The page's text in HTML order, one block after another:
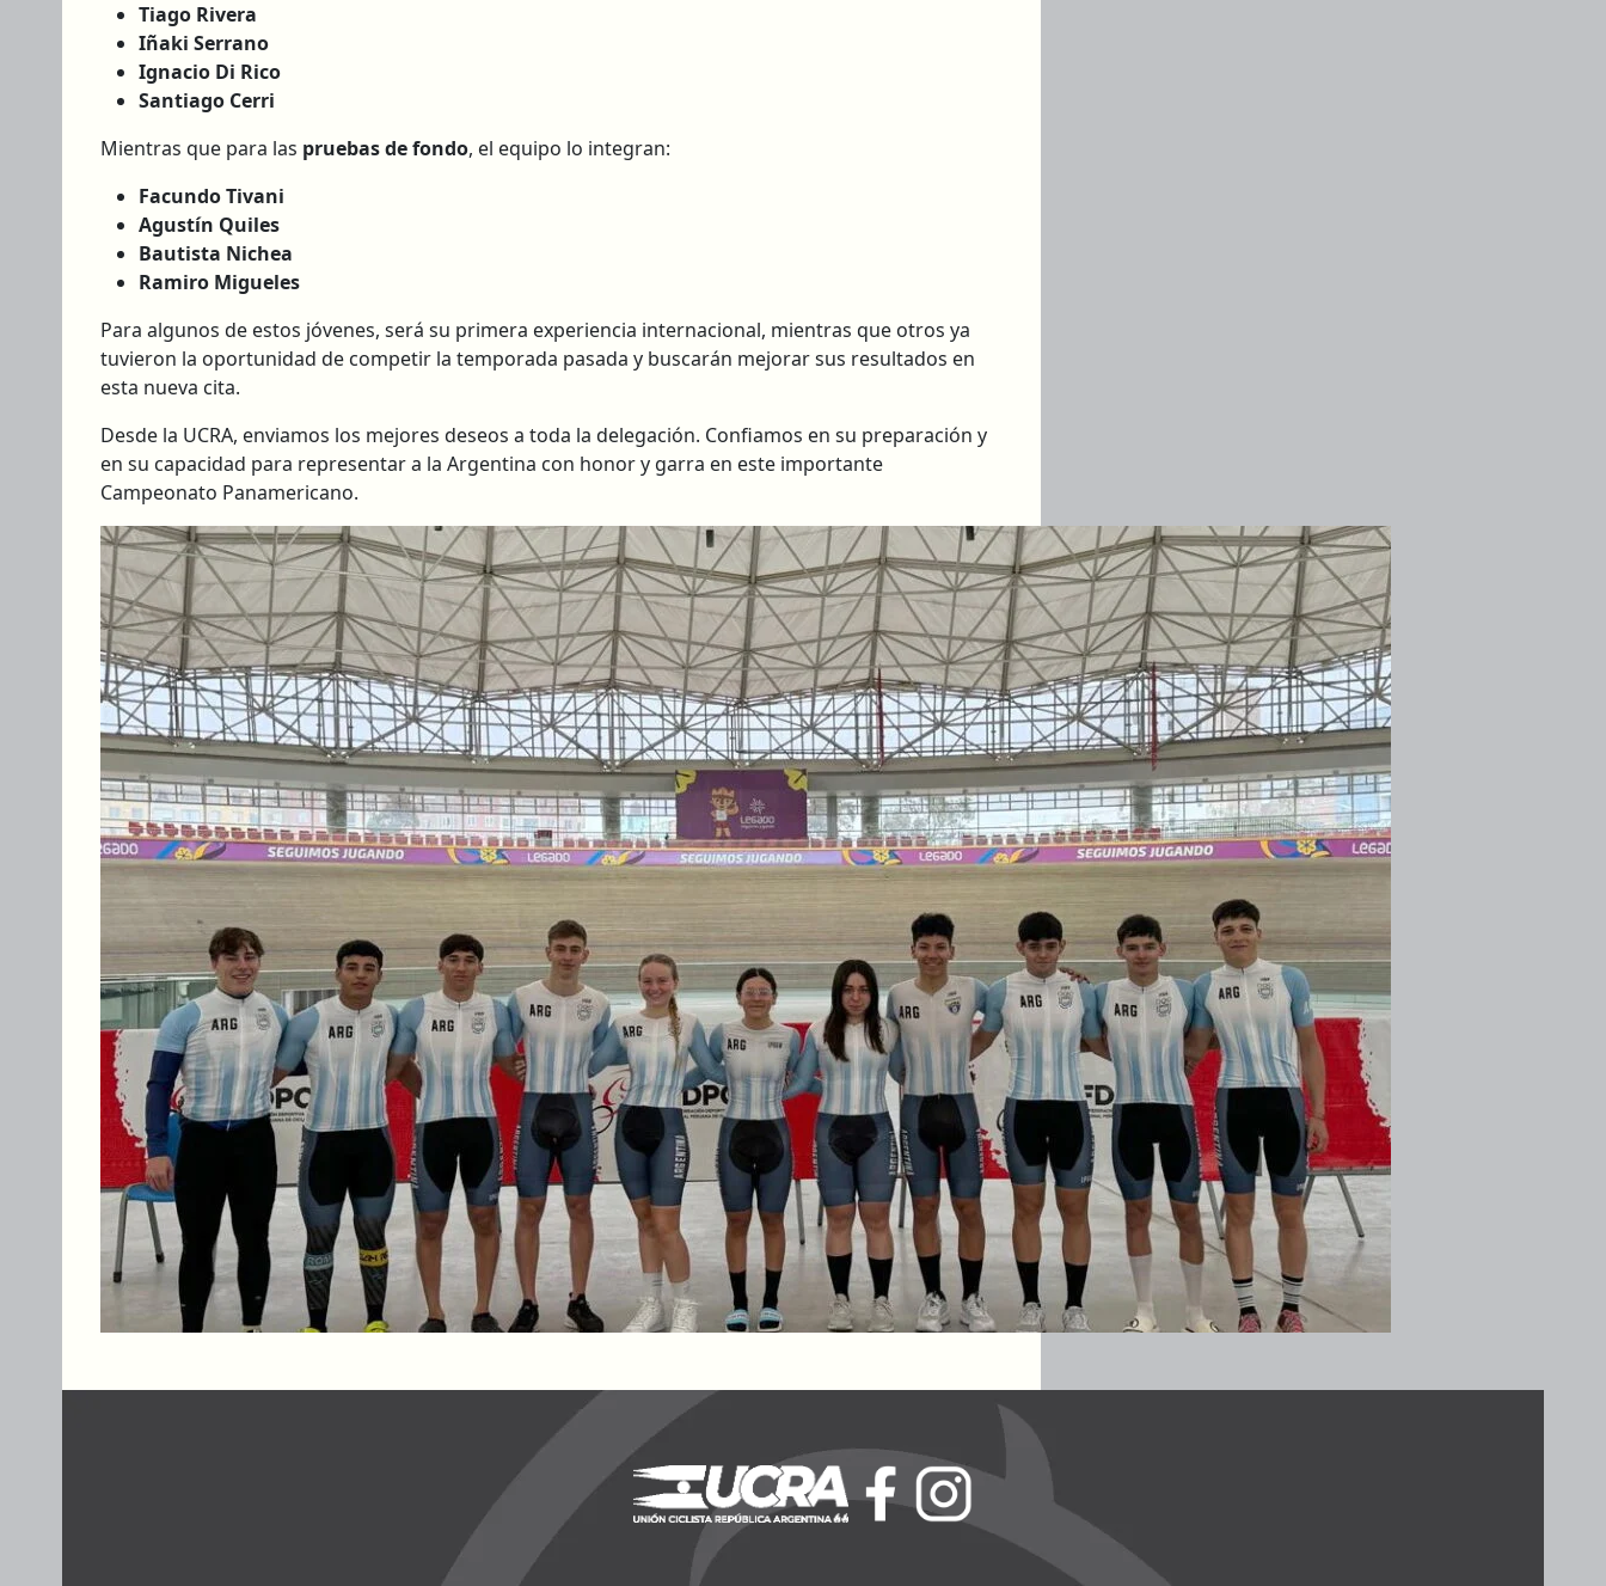
Tiago Rivera
Iñaki Serrano
Ignacio Di Rico
Santiago Cerri
Mientras que para las pruebas de fondo, el equipo lo integran:
Facundo Tivani
Agustín Quiles
Bautista Nichea
Ramiro Migueles
Para algunos de estos jóvenes, será su primera experiencia internacional, mientras que otros ya
tuvieron la oportunidad de competir la temporada pasada y buscarán mejorar sus resultados en
esta nueva cita.
Desde la UCRA, enviamos los mejores deseos a toda la delegación. Confiamos en su preparación y
en su capacidad para representar a la Argentina con honor y garra en este importante
Campeonato Panamericano.